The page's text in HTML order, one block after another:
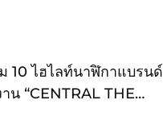
10 ไฮไลท์นาฬิกาแบรนด์
น “CENTRAL THE